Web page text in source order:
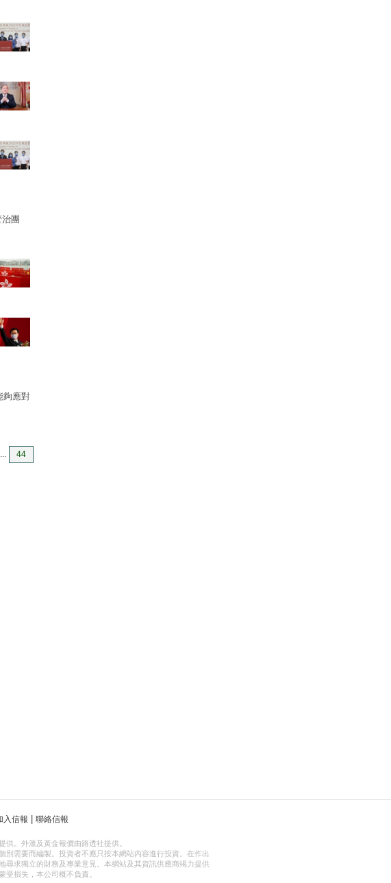
團
夠應對
... 44
入信報 聯絡信報
。外滙及黃金報價由路透社提供。
需要而編製。投資者不應只按本網站內容進行投資。在作出
尋求獨立的財務及專業意見。本網站及其資訊供應商竭力提供
損失，本公司概不負責。